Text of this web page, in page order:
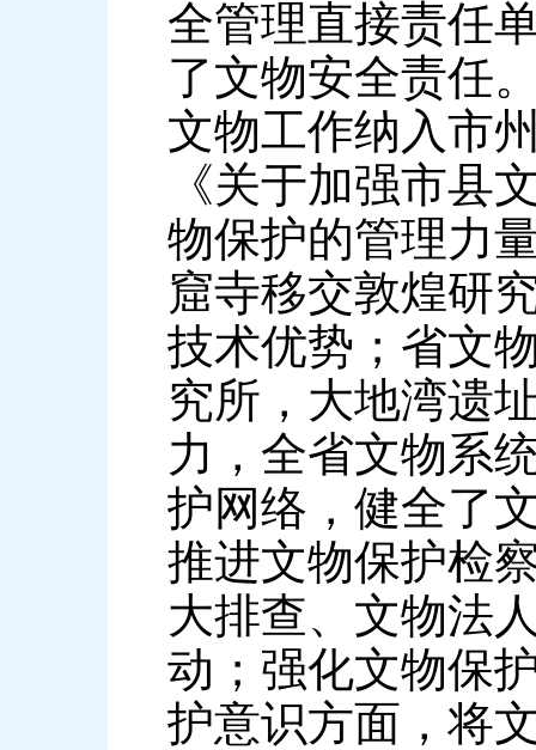
全管理直接责任
了文物安全责任
文物工作纳入市
《关于加强市县
物保护的管理力
窟寺移交敦煌研
技术优势；省文
究所，大地湾遗
力，全省文物系
护网络，健全了
推进文物保护检
大排查、文物法
动；强化文物保
护意识方面，将